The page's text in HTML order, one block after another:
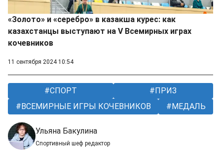
«Золото» и «серебро» в казакша курес: как
казахстанцы выступают на V Всемирных играх
кочевников
11 сентября 2024 10:54
СПОРТ
ПРИЗ
ВСЕМИРНЫЕ ИГРЫ КОЧЕВНИКОВ
МЕДАЛЬ
Ульяна Бакулина
Спортивный шеф редактор